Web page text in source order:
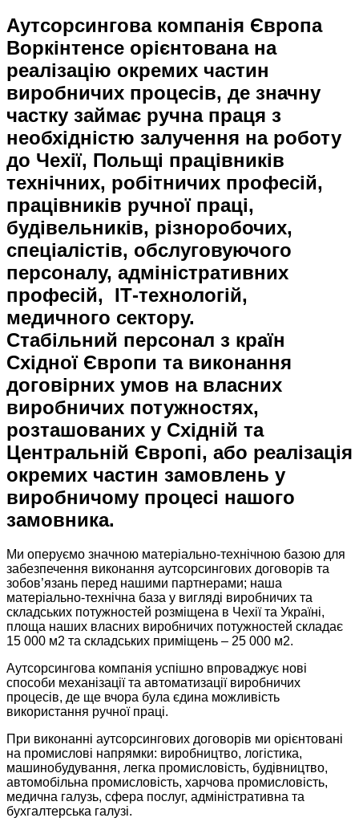
Аутсорсингова компанія Європа
Воркінтенсе орієнтована на
реалізацію окремих частин
виробничих процесів, де значну
частку займає ручна праця з
необхідністю залучення на роботу
до Чехії, Польщі працівників
технічних, робітничих професій,
працівників ручної праці,
будівельників, різноробочих,
спеціалістів, обслуговуючого
персоналу, адміністративних
професій, ІТ-технологій,
медичного сектору.
Стабільний персонал з країн
Східної Європи та виконання
договірних умов на власних
виробничих потужностях,
розташованих у Східній та
Центральній Європі, або реалізація
окремих частин замовлень у
виробничому процесі нашого
замовника.
Ми оперуємо значною матеріально-технічною базою для
забезпечення виконання аутсорсингових договорів та
зобов’язань перед нашими партнерами; наша
матеріально-технічна база у вигляді виробничих та
складських потужностей розміщена в Чехії та Україні,
площа наших власних виробничих потужностей складає
15 000 м2 та складських приміщень – 25 000 м2. ​
Аутсорсингова компанія успішно впроваджує нові
способи механізації та автоматизації виробничих
процесів, де ще вчора була єдина можливість
використання ручної праці.
При виконанні аутсорсингових договорів ми орієнтовані
на промислові напрямки: виробництво, логістика,
машинобудування, легка промисловість, будівництво,
автомобільна промисловість, харчова промисловість,
медична галузь, сфера послуг, адміністративна та
бухгалтерська галузі.​